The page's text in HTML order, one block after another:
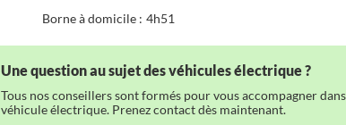
Borne à domicile : 4h51
Une question au sujet des véhicules électrique ?
Tous nos conseillers sont formés pour vous accompagner
véhicule électrique. Prenez contact dès maintenant.